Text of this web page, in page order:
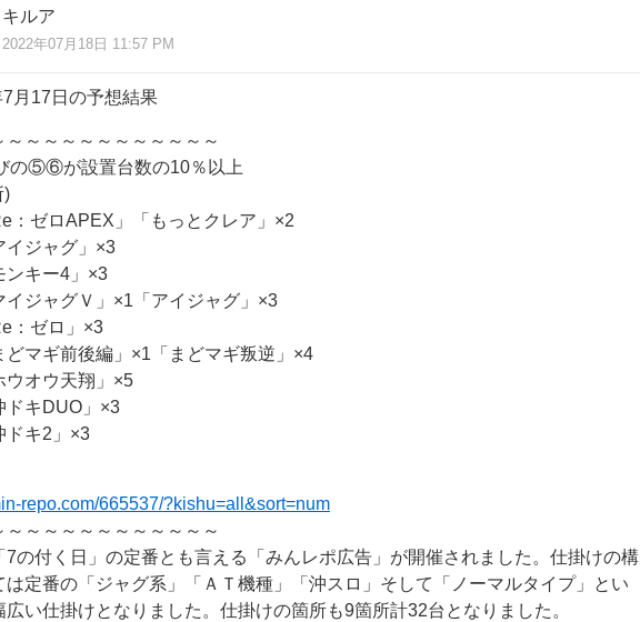
キルア
2022年07月18日 11:57 PM
月17日の予想結果
～～～～～～～～～～～～
の⑤⑥が設置台数の10％以上
)
：ゼロAPEX」「もっとクレア」×2
ジャグ」×3
キー4」×3
ジャグＶ」×1「アイジャグ」×3
：ゼロ」×3
マギ前後編」×1「まどマギ叛逆」×4
オウ天翔」×5
キDUO」×3
キ2」×3
repo.com/665537/?kishu=all&sort=num
～～～～～～～～～～～～
7の付く日」の定番とも言える「みんレポ広告」が開催されました。仕掛けの構
は定番の「ジャグ系」「ＡＴ機種」「沖スロ」そして「ノーマルタイプ」とい
広い仕掛けとなりました。仕掛けの箇所も9箇所計32台となりました。